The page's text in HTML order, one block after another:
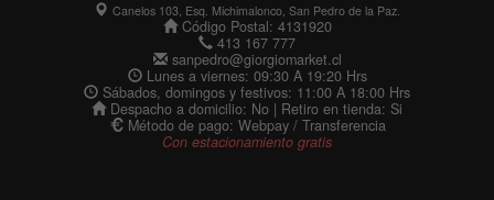
Canelos 103, Esq. Michimalonco, San Pedro de la Paz.
Código Postal: 4131920
413 167 777
sanpedro@giorgiomarket.cl
Lunes a viernes: 09:30 A 19:20 Hrs
Sábados, domingos y festivos: 11:00 A 18:00 Hrs
Despacho a domicilio: No | Retiro en tienda: Si
Método de pago: Webpay / Transferencia
Con estacionamiento gratis